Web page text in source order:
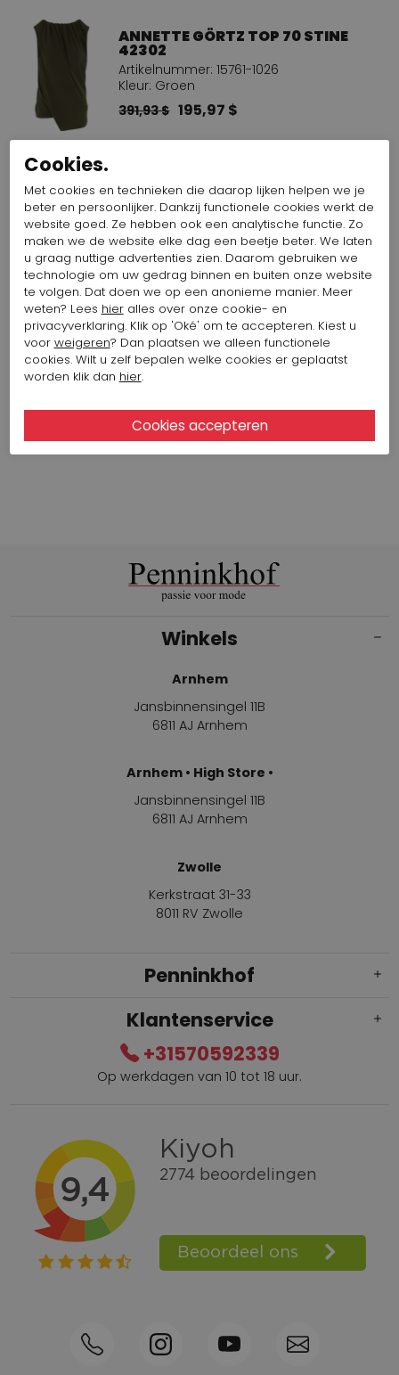
ANNETTE GÖRTZ TOP 70 STINE
42302
Artikelnummer: 15761-1026
Kleur: Groen
391,93 $ 195,97 $
Artikelnummer: 16185-1046
Kleur: Groen
398,86 $
KENNEL & SCHMENGER SNEAKER
PYTHON 314100-0230-6090
Artikelnummer: 15815-1022
Kleur: Multi color
345,69 $ 207,41 $
Bekijk alle looks van het merk HIGH
Winkels
Arnhem
Jansbinnensingel 11B
6811 AJ Arnhem
Arnhem • High Store •
Jansbinnensingel 11B
6811 AJ Arnhem
Zwolle
Kerkstraat 31-33
8011 RV Zwolle
Penninkhof
Gratis verzending vanaf € 100,=
Bel +31570592339
Spaarpunten
Shop the Look
Telefonisch bestellen ook mogelijk
Klantenservice
+31570592339
Op werkdagen van 10 tot 18 uur.
Cookies.
Met cookies en technieken die daarop lijken helpen we je
beter en persoonlijker. Dankzij functionele cookies werkt de
website goed. Ze hebben ook een analytische functie. Zo
maken we de website elke dag een beetje beter. We laten
u graag nuttige advertenties zien. Daarom gebruiken we
technologie om uw gedrag binnen en buiten onze website
te volgen. Dat doen we op een anonieme manier. Meer
weten? Lees hieralles over onze cookie- en
privacyverklaring. Klik op 'Oké' om te accepteren. Kiest u
voor weigeren? Dan plaatsen we alleen functionele
cookies. Wilt u zelf bepalen welke cookies er geplaatst
worden klik dan hier.